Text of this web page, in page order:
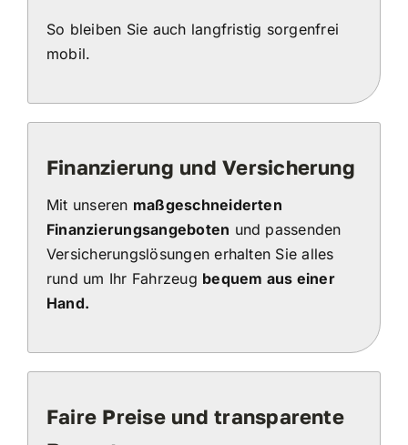
So bleiben Sie auch langfristig sorgenfrei
mobil.
Finanzierung und Versicherung
Mit unseren maßgeschneiderten
Finanzierungsangeboten und passenden
Versicherungslösungen erhalten Sie alles
rund um Ihr Fahrzeug bequem aus einer
Hand.
Faire Preise und transparente